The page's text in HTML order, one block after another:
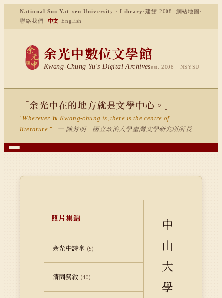
National Sun Yat-sen University · Library ·建館 2008 網站地圖 ·
聯絡我們
中文·English
余光中數位文學館
Kwang-Chung Yu's Digital Archivesest. 2008 · NSYSU
「余光中在的地方就是文學中心。」
"Wherever Yu Kwang-chung is, there is the centre of
literature."
— 陳芳明 國立政治大學臺灣文學研究所所長
照片集錦
余光中詩傘 (5)
清園餐敘 (40)
中
山
大
學